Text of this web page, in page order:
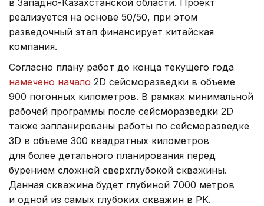
в Западно-Казахстанской области. Проект
реализуется на основе 50/50, при этом
разведочный этап финансирует китайская
компания.
Согласно плану работ до конца текущего года
намечено начало 2D сейсморазведки в объеме
900 погонных километров. В рамках минимальной
рабочей программы после сейсморазведки 2D
также запланированы работы по сейсморазведке
3D в объеме 300 квадратных километров
для более детального планирования перед
бурением сложной сверхглубокой скважины.
Данная скважина будет глубиной 7000 метров
и одной из самых глубоких скважин в РК.